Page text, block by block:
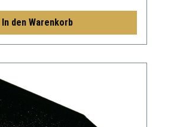
In den Warenkorb